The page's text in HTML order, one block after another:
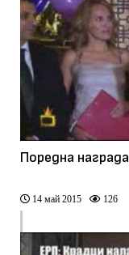
Поредна
14 май 2015 126